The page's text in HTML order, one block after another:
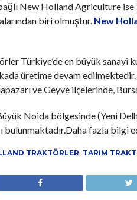
New Holland Agriculture ise
biri olmuştur. New
Türkiye’de en büyük sanayi
üretime devam
ve Geyve ilçelerinde,
Noida bölgesinde (Yeni
bulunmaktadır.Daha fazla bilgi
TRAKTÖRLER, TARIM